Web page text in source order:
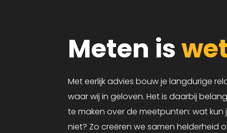
Meten is
Met eerlijk advies bouw je langdurige
waar wij in geloven. Het is daarbij
te maken over de meetpunten: wat kun
niet? Zo creëren we samen helderheid